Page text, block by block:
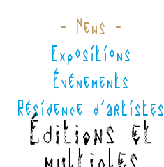
- News -
Expositions
Événements
Résidence d'artistes
Éditions et